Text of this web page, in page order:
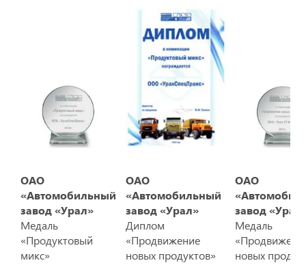
ОАО
«Автомобильный
завод «Урал»
Медаль
«Продуктовый
микс»
ОАО
«Автомобильный
завод «Урал»
Диплом
«Продвижение
новых продуктов»
ОАО
завод
Медаль
новых